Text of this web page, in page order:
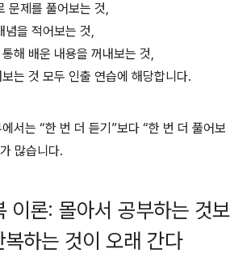
문제를 풀어보는 것,
념을 적어보는 것,
해 배운 내용을 꺼내보는 것,
는 것 모두 인출 연습에 해당합니다.
서는 “한 번 더 듣기”보다 “한 번 더 풀어보
많습니다.
이론: 몰아서 공부하는 것보
하는 것이 오래 간다